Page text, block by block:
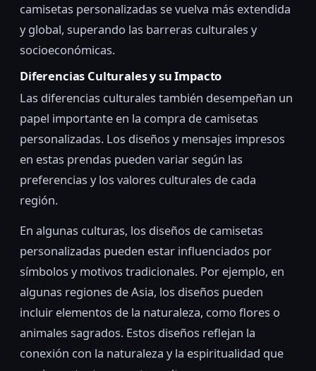
camisetas personalizadas se vuelva más extendida
y global, superando las barreras culturales y
socioeconómicas.
Diferencias Culturales y su Impacto
Las diferencias culturales también desempeñan un
papel importante en la compra de camisetas
personalizadas. Los diseños y mensajes impresos
en estas prendas pueden variar según las
preferencias y los valores culturales de cada
región.
En algunas culturas, los diseños de camisetas
personalizadas pueden estar influenciados por
símbolos y motivos tradicionales. Por ejemplo, en
algunas regiones de Asia, los diseños pueden
incluir elementos de la naturaleza, como flores o
animales sagrados. Estos diseños reflejan la
conexión con la naturaleza y la espiritualidad que